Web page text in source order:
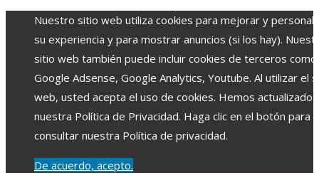
Nuestro sitio web utiliza cookies para mejorar y
su experiencia y para mostrar anuncios (si los hay).
sitio web también puede incluir cookies de terceros como
Google Adsense, Google Analytics, Youtube. Al utilizar el
web, usted acepta el uso de cookies. Hemos actualizado
nuestra Política de Privacidad. Haga clic en el botón para
consultar nuestra Política de privacidad.
De acuerdo, acepto.